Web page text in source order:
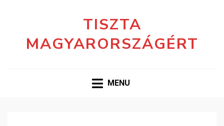
TISZTA
MAGYARORSZÁGÉRT
MENU